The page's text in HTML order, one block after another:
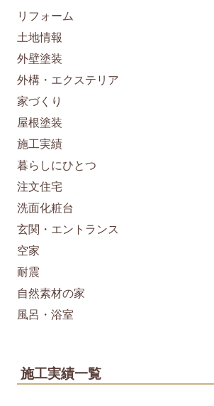
リフォーム
土地情報
外壁塗装
外構・エクステリア
家づくり
屋根塗装
施工実績
暮らしにひとつ
注文住宅
洗面化粧台
玄関・エントランス
空家
耐震
自然素材の家
風呂・浴室
施工実績一覧